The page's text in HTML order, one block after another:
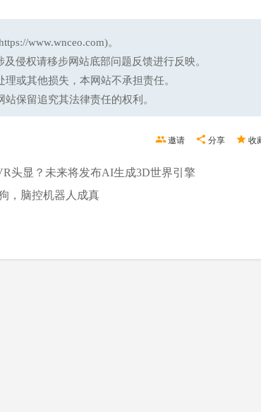
www.wnceo.com)。
侵权请移步网站底部问题反馈进行反映。
或其他损失，本网站不承担责任。
保留追究其法律责任的权利。
收
分享
邀请
头显？未来将发布AI生成3D世界引擎
，脑控机器人成真